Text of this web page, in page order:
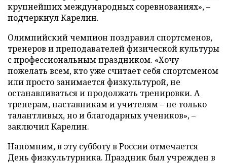
крупнейших международных соревнованиях», –
подчеркнул Карелин.
Олимпийский чемпион поздравил спортсменов,
тренеров и преподавателей физической культуры
с профессиональным праздником. «Хочу
пожелать всем, кто уже считает себя спортсменом
или просто занимается физкультурой, не
останавливаться и продолжать тренировки. А
тренерам, наставникам и учителям – не только
талантливых, но и благодарных учеников», –
заключил Карелин.
Напомним, в эту субботу в России отмечается
День физкультурника. Праздник был учрежден в